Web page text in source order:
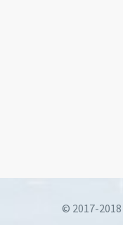
© 2017-2018